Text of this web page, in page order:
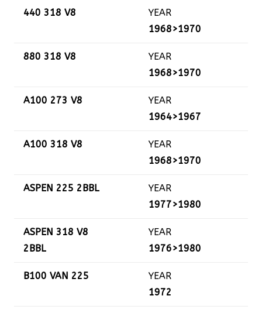
440 318 V8
YEAR
1968>1970
880 318 V8
YEAR
1968>1970
A100 273 V8
YEAR
1964>1967
A100 318 V8
YEAR
1968>1970
ASPEN 225 2BBL
YEAR
1977>1980
ASPEN 318 V8
2BBL
YEAR
1976>1980
B100 VAN 225
YEAR
1972